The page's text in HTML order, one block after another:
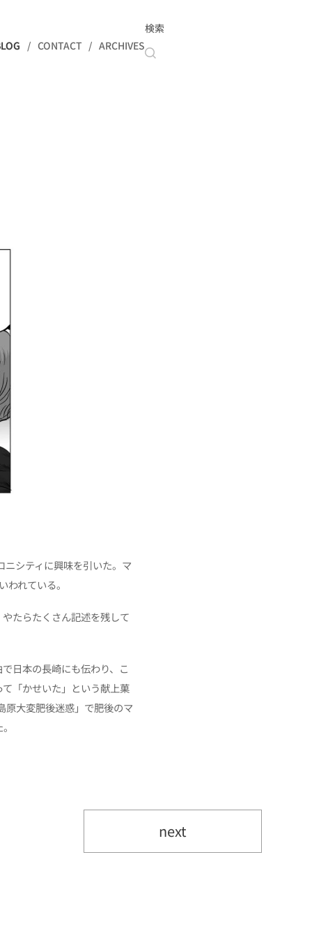
CONTACT ARCHIVES
検索
ニシティに興味を引いた。マ
れている。
たらたくさん記述を残して
日本の長崎にも伝わり、こ
「かせいた」という献上菓
原大変肥後迷惑」で肥後のマ
next